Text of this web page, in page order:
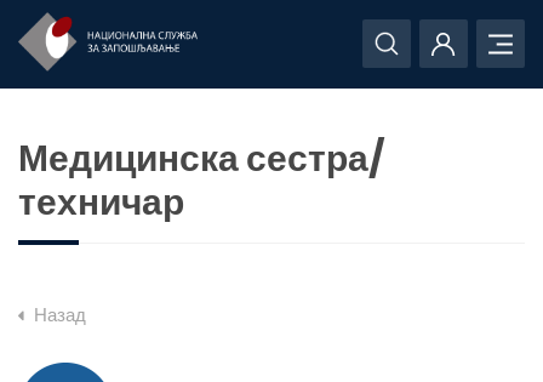
Медицинска сестра/
техничар
Назад